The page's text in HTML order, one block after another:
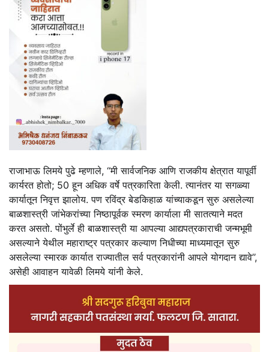
राजाभाऊ लिमये पुढे म्हणाले, ‘‘मी सार्वजनिक आणि राजकीय क्षेत्रात यापूर्वी
कार्यरत होतो; 50 हून अधिक वर्षे पत्रकारिता केली. त्यानंतर या सगळ्या
कार्यातून निवृत्त झालोय. पण रविंद्र बेडकिहाळ यांच्याकडून सुरु असलेल्या
बाळशास्त्री जांभेकरांच्या निष्ठापूर्वक स्मरण कार्याला मी सातत्याने मदत
करत असतो. पोंभुर्ले ही बाळशास्त्री या आपल्या आद्यपत्रकाराची जन्मभूमी
असल्याने येथील महाराष्ट्र पत्रकार कल्याण निधीच्या माध्यमातून सुरु
असलेल्या स्मारक कार्यात राज्यातील सर्व पत्रकारांनी आपले योगदान द्यावे’’,
असेही आवाहन यावेळी लिमये यांनी केले.